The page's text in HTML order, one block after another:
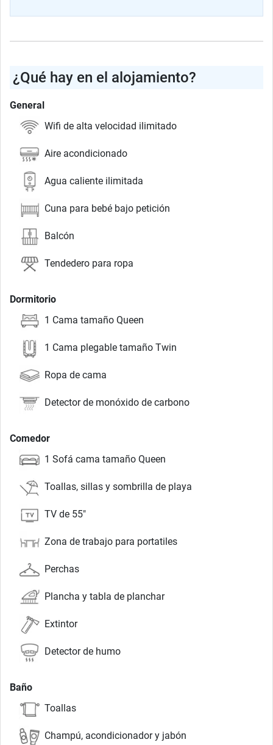
¿Qué hay en el alojamiento?
General
Wifi de alta velocidad ilimitado
Aire acondicionado
Agua caliente ilimitada
Cuna para bebé bajo petición
Balcón
Tendedero para ropa
Dormitorio
1 Cama tamaño Queen
1 Cama plegable tamaño Twin
Ropa de cama
Detector de monóxido de carbono
Comedor
1 Sofá cama tamaño Queen
Toallas, sillas y sombrilla de playa
TV de 55"
Zona de trabajo para portatiles
Perchas
Plancha y tabla de planchar
Extintor
Detector de humo
Baño
Toallas
Champú, acondicionador y jabón